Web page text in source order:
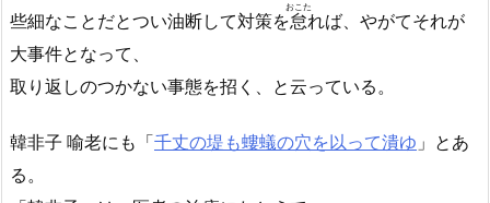
些細なことだとつい油断して対策を怠
おこた
れば、やがてそれが
大事件となって、
取り返しのつかない事態を招く、と云っている。
韓非子 喻老にも「 千丈の堤も螻蟻の穴を以って潰ゆ 」とあ
る。